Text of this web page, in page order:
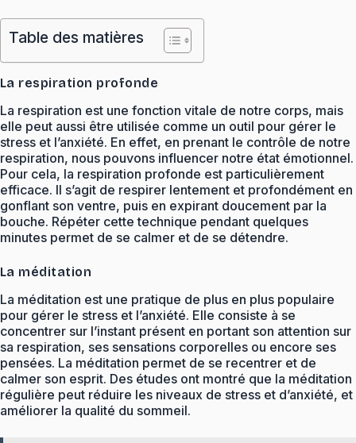
Table des matières
La respiration profonde
La respiration est une fonction vitale de notre corps, mais
elle peut aussi être utilisée comme un outil pour gérer le
stress et l’anxiété. En effet, en prenant le contrôle de notre
respiration, nous pouvons influencer notre état émotionnel.
Pour cela, la respiration profonde est particulièrement
efficace. Il s’agit de respirer lentement et profondément en
gonflant son ventre, puis en expirant doucement par la
bouche. Répéter cette technique pendant quelques
minutes permet de se calmer et de se détendre.
La méditation
La méditation est une pratique de plus en plus populaire
pour gérer le stress et l’anxiété. Elle consiste à se
concentrer sur l’instant présent en portant son attention sur
sa respiration, ses sensations corporelles ou encore ses
pensées. La méditation permet de se recentrer et de
calmer son esprit. Des études ont montré que la méditation
régulière peut réduire les niveaux de stress et d’anxiété, et
améliorer la qualité du sommeil.